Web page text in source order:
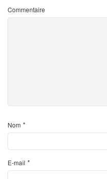
Commentaire
Nom *
E-mail *